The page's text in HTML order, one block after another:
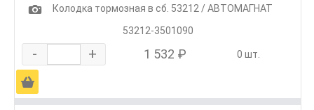
1
Колодка тормозная в сб. 53212 / АВТОМАГНАТ
53212-3501090
- + 1 532 ₽ 0 шт.
Ä